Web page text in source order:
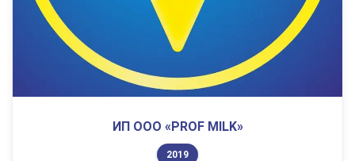
ИП OOO «PROF MILK»
2019